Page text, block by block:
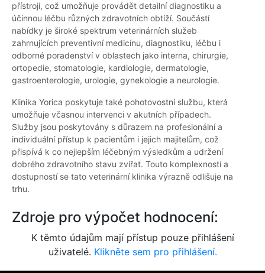
přístroji, což umožňuje provádět detailní diagnostiku a
účinnou léčbu různých zdravotních obtíží. Součástí
nabídky je široké spektrum veterinárních služeb
zahrnujících preventivní medicínu, diagnostiku, léčbu i
odborné poradenství v oblastech jako interna, chirurgie,
ortopedie, stomatologie, kardiologie, dermatologie,
gastroenterologie, urologie, gynekologie a neurologie.
Klinika Yorica poskytuje také pohotovostní službu, která
umožňuje včasnou intervenci v akutních případech.
Služby jsou poskytovány s důrazem na profesionální a
individuální přístup k pacientům i jejich majitelům, což
přispívá k co nejlepším léčebným výsledkům a udržení
dobrého zdravotního stavu zvířat. Touto komplexností a
dostupností se tato veterinární klinika výrazně odlišuje na
trhu.
Zdroje pro výpočet hodnocení:
K těmto údajům mají přístup pouze přihlášení
uživatelé. Klikněte sem pro přihlášení.